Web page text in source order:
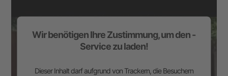
Wir benötigen Ihre Zustimmung, um den -
Service zu laden!
Dieser Inhalt darf aufgrund von Trackern, die Besuchern